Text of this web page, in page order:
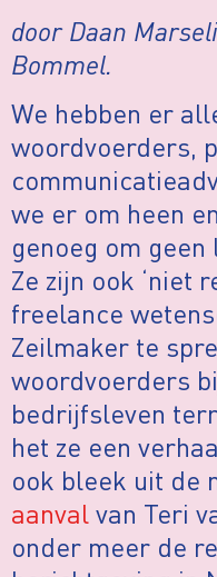
door Daan
Bommel.
We hebben er
woordvoerders,
we er om heen
genoeg om geen
Ze zijn ook ‘niet
freelance
Zeilmaker te
woordvoerders
bedrijfsleven
het ze een
ook bleek uit de
aanvalvan Teri
onder meer de